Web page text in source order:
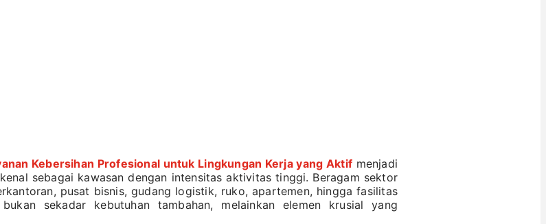
Kebersihan Profesional untuk Lingkungan Kerja yang Aktif menjadi
sebagai kawasan dengan intensitas aktivitas tinggi. Beragam sektor
pusat bisnis, gudang logistik, ruko, apartemen, hingga fasilitas
sekadar kebutuhan tambahan, melainkan elemen krusial yang